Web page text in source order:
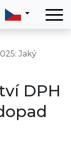
Jaký
DPH